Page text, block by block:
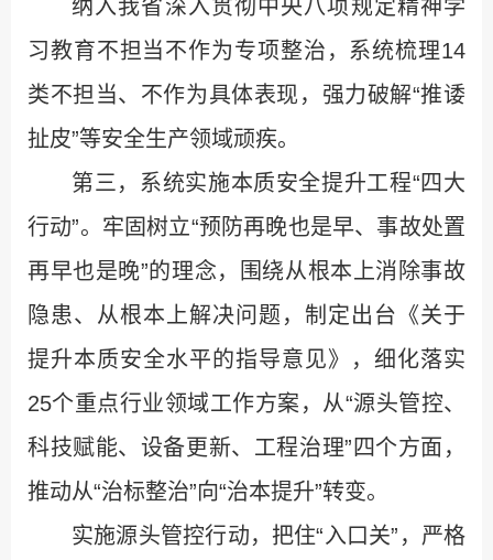
纳入我省深入贯彻中央八项规定精神学
习教育不担当不作为专项整治，系统梳理14
类不担当、不作为具体表现，强力破解“推诿
扯皮”等安全生产领域顽疾。
第三，系统实施本质安全提升工程“四大
行动”。牢固树立“预防再晚也是早、事故处置
再早也是晚”的理念，围绕从根本上消除事故
隐患、从根本上解决问题，制定出台《关于
提升本质安全水平的指导意见》，细化落实
25个重点行业领域工作方案，从“源头管控、
科技赋能、设备更新、工程治理”四个方面，
推动从“治标整治”向“治本提升”转变。
实施源头管控行动，把住“入口关”，严格